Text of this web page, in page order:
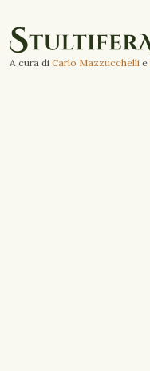
A cura di Carlo Mazzucchelli e